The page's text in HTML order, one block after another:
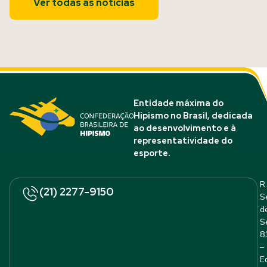
Entidade máxima do
Hipismo no Brasil, dedicada
ao desenvolvimento e à
representatividade do
esporte.
(21) 2277-9150
R.
–